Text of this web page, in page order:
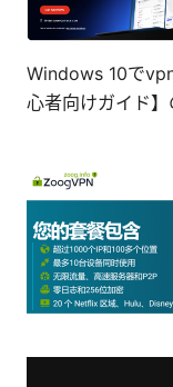
Windows 10でvpn
心者向けガイド】